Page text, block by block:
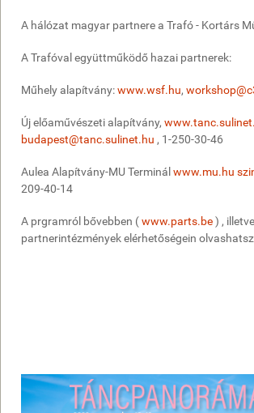
A hálózat magyar partnere a Trafó - Kortárs
A Trafóval együttműködő hazai partnerek:
Műhely alapítvány:www.wsf.hu,
Új előaművészeti alapítvány,
budapest@tanc.sulinet.hu , 1-250-30-46
Aulea Alapítvány-MU Terminál www.mu.hu
209-40-14
A prgramról bővebben (www.parts.be) ,
partnerintézmények elérhetőségein